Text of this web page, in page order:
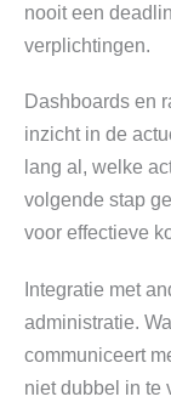
nooit een
verplichtingen.
Dashboards en
inzicht in de
lang al, welke
volgende stap
voor effectieve
Integratie met
administratie.
communiceert
niet dubbel in te